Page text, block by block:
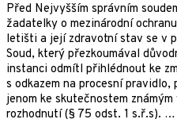
Před Nejvyšším správním
žadatelky o mezinárodní
letišti a její zdravotní stav se v
Soud, který přezkoumával
instanci odmítl přihlédnout ke
s odkazem na procesní
jenom ke skutečnostem
rozhodnutí (§ 75 odst. 1 s.ř.s). …